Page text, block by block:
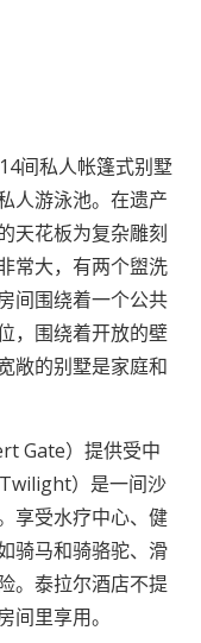
间私人帐篷式别墅
人游泳池。在遗产
天花板为复杂雕刻
常大，有两个盥洗
间围绕着一个公共
，围绕着开放的壁
敞的别墅是家庭和
Gate）提供受中
）是一间沙
享受水疗中心、健
骑马和骑骆驼、滑
。泰拉尔酒店不提
里享用。